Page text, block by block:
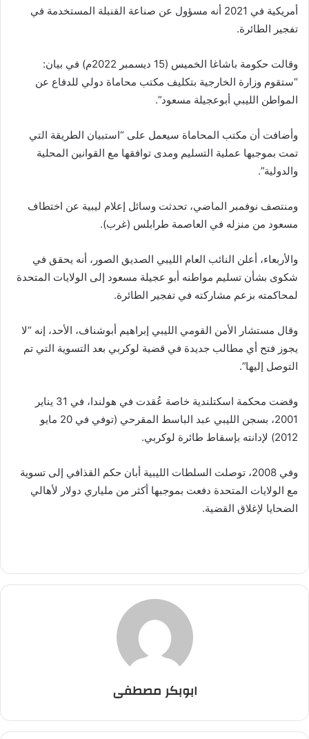
أمريكية في 2021 أنه مسؤول عن صناعة القنبلة المستخدمة في
تفجير الطائرة.
وقالت حكومة باشاغا الخميس (15 ديسمبر 2022م) في بيان:
“ستقوم وزارة الخارجية بتكليف مكتب محاماة دولي للدفاع عن
المواطن الليبي أبوعجيلة مسعود”.
وأضافت أن مكتب المحاماة سيعمل على “استبيان الطريقة التي
تمت بموجبها عملية التسليم ومدى توافقها مع القوانين المحلية
والدولية”.
ومنتصف نوفمبر الماضي، تحدثت وسائل إعلام ليبية عن اختطاف
مسعود من منزله في العاصمة طرابلس (غرب).
والأربعاء، أعلن النائب العام الليبي الصديق الصور، أنه يحقق في
شكوى بشأن تسليم مواطنه أبو عجيلة مسعود إلى الولايات المتحدة
لمحاكمته بزعم مشاركته في تفجير الطائرة.
وقال مستشار الأمن القومي الليبي إبراهيم أبوشناف، الأحد، إنه “لا
يجوز فتح أي مطالب جديدة في قضية لوكربي بعد التسوية التي تم
التوصل إليها”.
وقضت محكمة اسكتلندية خاصة عُقدت في هولندا، في 31 يناير
2001، بسجن الليبي عبد الباسط المقرحي (توفي في 20 مايو
2012) لإدانته بإسقاط طائرة لوكربي.
وفي 2008، توصلت السلطات الليبية أبان حكم القذافي إلى تسوية
مع الولايات المتحدة دفعت بموجبها أكثر من ملياري دولار لأهالي
الضحايا لإغلاق القضية.
ابوبكر مصطفى